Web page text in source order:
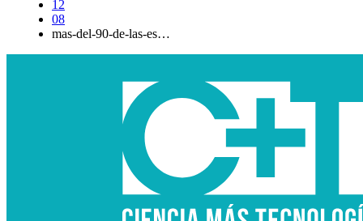
12
08
mas-del-90-de-las-es…